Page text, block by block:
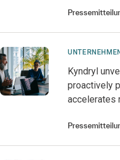
UNTERNEHMEN
Kyndryl
proactively
accelerates